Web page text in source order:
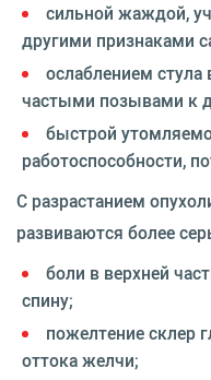
сильной жаждой,
другими признаками
ослаблением
частыми позывами к
быстрой
работоспособности,
С разрастанием
развиваются более
боли в верхней
спину;
пожелтение склер
оттока желчи;